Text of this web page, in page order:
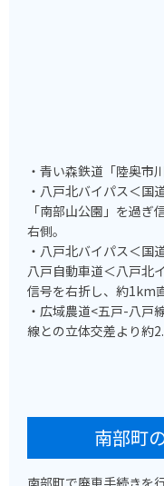
・青い森鉄道「陸奥市
・八戸北バイパス＜国
「南部山公園」を過
右側。
・八戸北バイパス＜国
八戸自動車道＜八戸北
信号を右折し、約1km
・広域農道<五戸-八戸
線との立体交差より約
南部町
南部町で廃車手続きを